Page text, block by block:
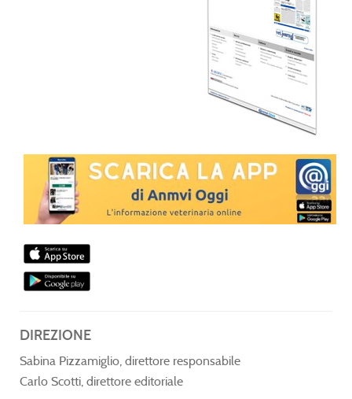
DIREZIONE
Sabina Pizzamiglio, direttore responsabile
Carlo Scotti, direttore editoriale